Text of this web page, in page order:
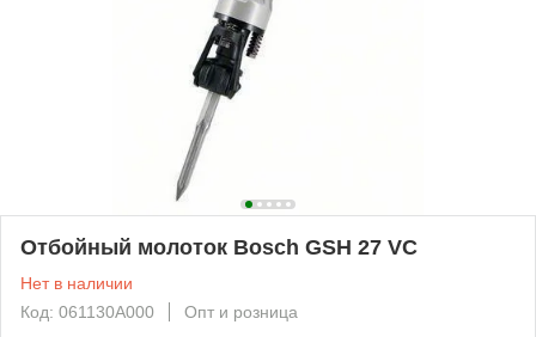
Отбойный молоток Bosch GSH 27 VC
Нет в наличии
Код: 061130A000
Опт и розница